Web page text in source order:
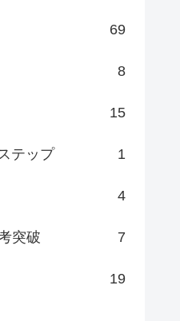
69
8
15
テップ 1
4
突破 7
19